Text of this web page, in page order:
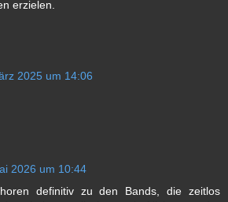
erzielen.
2025 um 14:06
2026 um 10:44
definitiv zu den Bands, die zeitlos